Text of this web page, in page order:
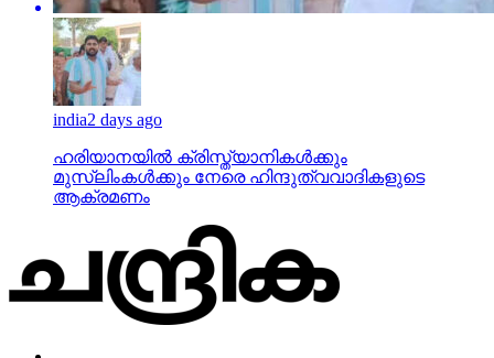
india2 days ago
ഹരിയാനയില്‍ ക്രിസ്ത്യാനികള്‍ക്കും
മുസ്‌ലിംകള്‍ക്കും നേരെ ഹിന്ദുത്വവാദികളുടെ
ആക്രമണം